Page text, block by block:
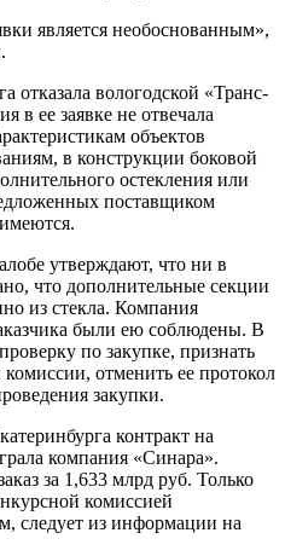
является необоснованным»,
отказала вологодской «Транс-
в ее заявке не отвечала
объектов
в конструкции боковой
остекления или
поставщиком
утверждают, что ни в
что дополнительные секции
из стекла. Компания
были ею соблюдены. В
по закупке, признать
отменить ее протокол
закупки.
контракт на
компания «Синара».
за 1,633 млрд руб. Только
комиссией
следует из информации на